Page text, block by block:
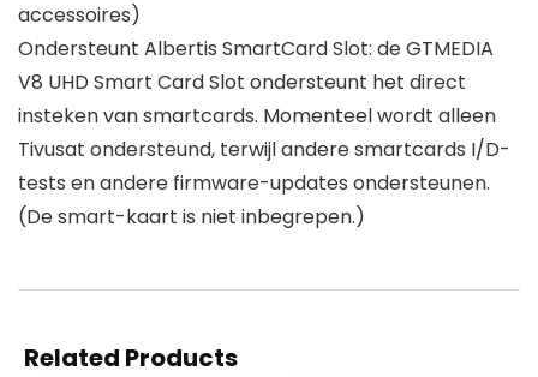
accessoires)
Ondersteunt Albertis SmartCard Slot: de GTMEDIA
V8 UHD Smart Card Slot ondersteunt het direct
insteken van smartcards. Momenteel wordt alleen
Tivusat ondersteund, terwijl andere smartcards I/D-
tests en andere firmware-updates ondersteunen.
(De smart-kaart is niet inbegrepen.)
Related Products